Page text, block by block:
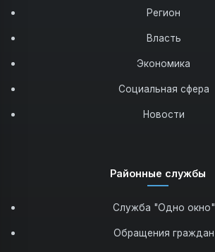
Регион
Власть
Экономика
Социальная сфера
Новости
Районные службы
Служба "Одно окно"
Обращения граждан